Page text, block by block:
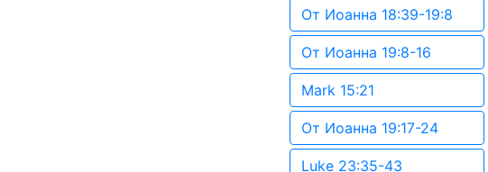
От Иоанна 18:39-19:8
От Иоанна 19:8-16
Mark 15:21
От Иоанна 19:17-24
Luke 23:35-43